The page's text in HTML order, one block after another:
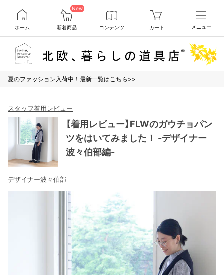
ホーム
New
新着商品 コンテンツ カート メニュー
夏のファッション入荷中！最新一覧はこちら>>
スタッフ着用レビュー
【着用レビュー】FLWのガウチョパン
ツをはいてみました！ -デザイナー
波々伯部編-
デザイナー波々伯部